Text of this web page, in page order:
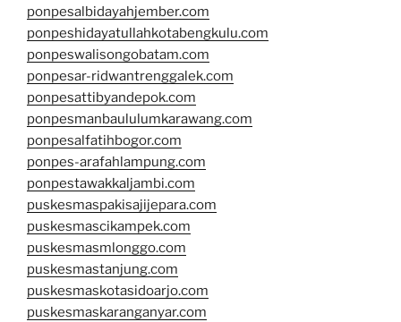
ponpesalbidayahjember.com
ponpeshidayatullahkotabengkulu.com
ponpeswalisongobatam.com
ponpesar-ridwantrenggalek.com
ponpesattibyandepok.com
ponpesmanbaululumkarawang.com
ponpesalfatihbogor.com
ponpes-arafahlampung.com
ponpestawakkaljambi.com
puskesmaspakisajijepara.com
puskesmascikampek.com
puskesmasmlonggo.com
puskesmastanjung.com
puskesmaskotasidoarjo.com
puskesmaskaranganyar.com